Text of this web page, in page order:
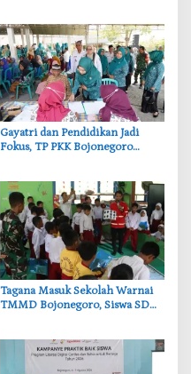
‎Gayatri dan Pendidikan Jadi
Fokus, TP PKK Bojonegoro
‎Tagana Masuk Sekolah Warnai
TMMD Bojonegoro, Siswa SD